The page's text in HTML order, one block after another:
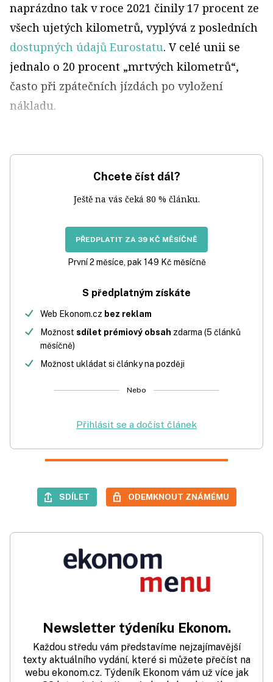
naprázdno tak v roce 2021 činily 17 procent ze
všech ujetých kilometrů, vyplývá z posledních
dostupných údajů Eurostatu. V celé unii se
jednalo o 20 procent „mrtvých kilometrů“,
často při zpátečních jízdách po vyložení
nákladu.
Chcete číst dál?
Ještě na vás čeká 80 % článku.
PŘEDPLATIT ZA 39 KČ MĚSÍČNĚ
První 2 měsíce, pak 149 Kč měsíčně
S předplatným získáte
Web Ekonom.cz bez reklam
Možnost sdílet prémiový obsah zdarma (5 článků
měsíčně)
Možnost ukládat si články na později
Nebo
Přihlásit se a dočíst článek
SDÍLET ODEMKNOUT ZNÁMÉMU
Newsletter týdeníku Ekonom.
Každou středu vám představíme nejzajímavější
texty aktuálního vydání, které si můžete přečíst na
webu ekonom.cz. Týdeník Ekonom vám už více jak